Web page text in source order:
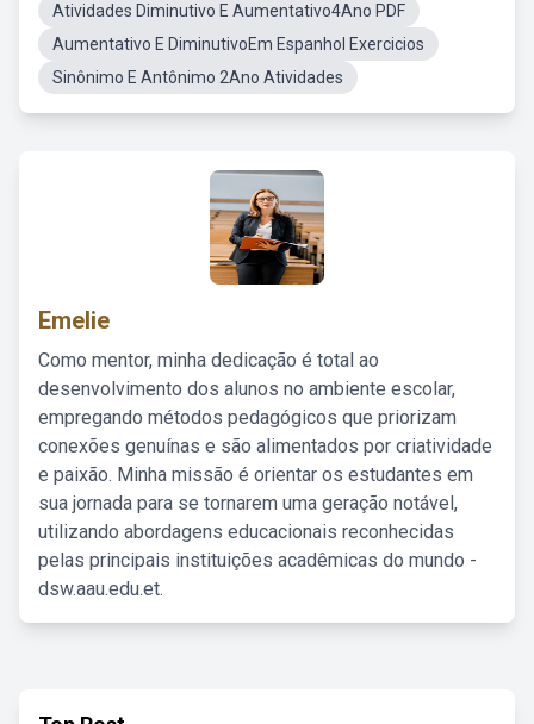
Atividades Diminutivo E Aumentativo4Ano PDF
Aumentativo E DiminutivoEm Espanhol Exercicios
Sinônimo E Antônimo 2Ano Atividades
Emelie
Como mentor, minha dedicação é total ao
desenvolvimento dos alunos no ambiente escolar,
empregando métodos pedagógicos que priorizam
conexões genuínas e são alimentados por criatividade
e paixão. Minha missão é orientar os estudantes em
sua jornada para se tornarem uma geração notável,
utilizando abordagens educacionais reconhecidas
pelas principais instituições acadêmicas do mundo -
dsw.aau.edu.et.